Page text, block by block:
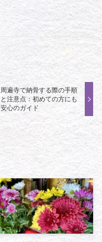
周遍寺で納骨する際の手順
と注意点：初めての方にも
安心のガイド